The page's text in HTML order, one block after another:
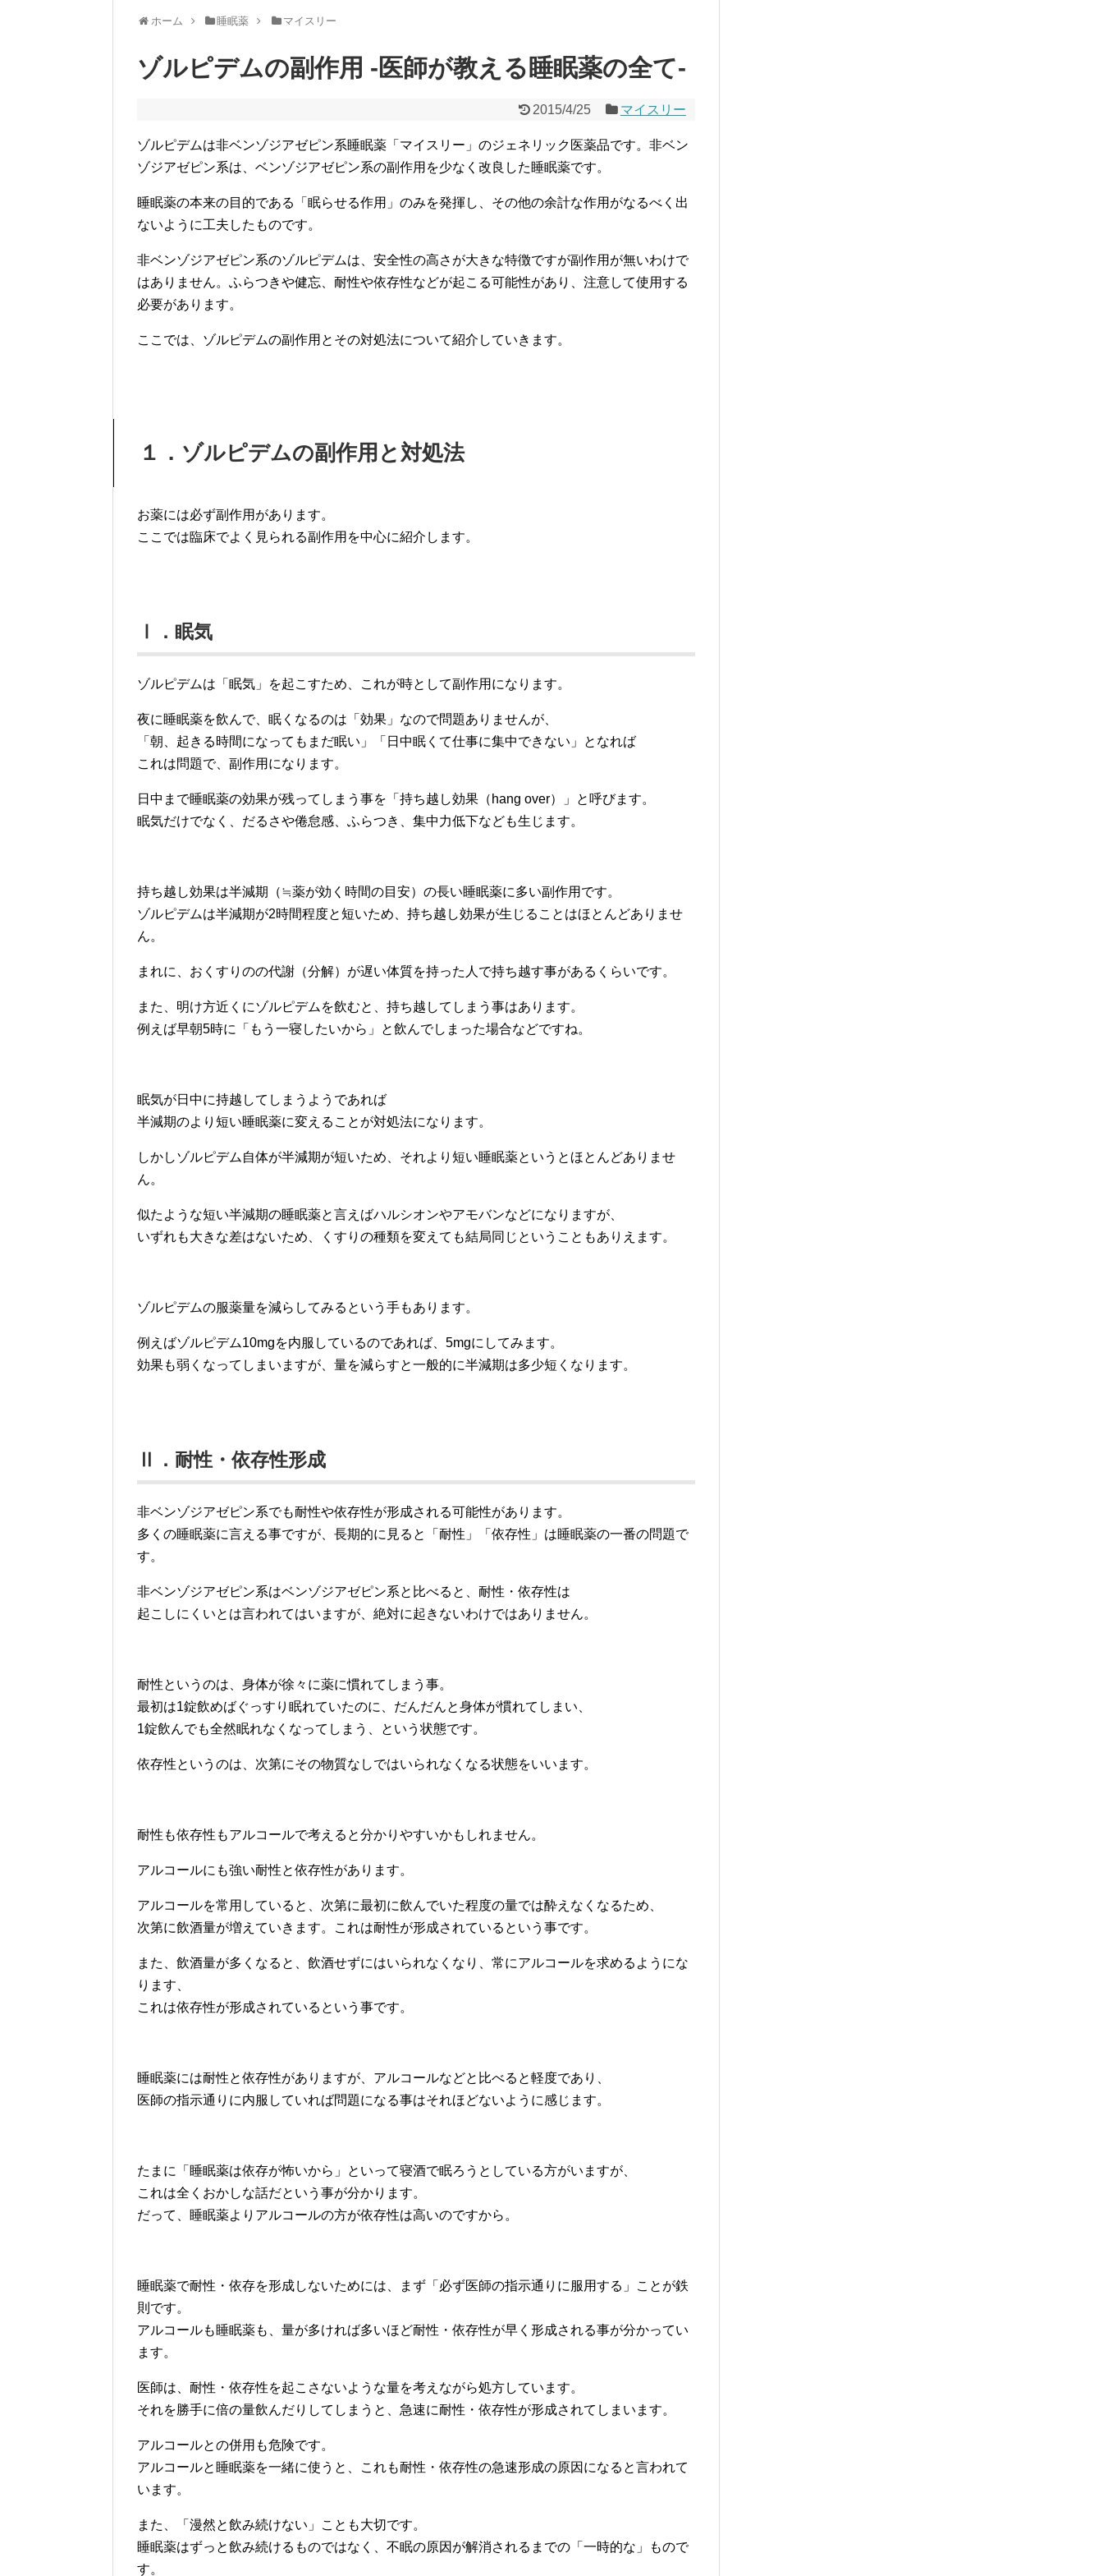
ホーム 睡眠薬 マイスリー
ゾルピデムの副作用 -医師が教える睡眠薬の全て-
2015/4/25 マイスリー
ゾルピデムは非ベンゾジアゼピン系睡眠薬「マイスリー」のジェネリック医薬品です。非ベン
ゾジアゼピン系は、ベンゾジアゼピン系の副作用を少なく改良した睡眠薬です。
睡眠薬の本来の目的である「眠らせる作用」のみを発揮し、その他の余計な作用がなるべく出
ないように工夫したものです。
非ベンゾジアゼピン系のゾルピデムは、安全性の高さが大きな特徴ですが副作用が無いわけで
はありません。ふらつきや健忘、耐性や依存性などが起こる可能性があり、注意して使用する
必要があります。
ここでは、ゾルピデムの副作用とその対処法について紹介していきます。
１．ゾルピデムの副作用と対処法
お薬には必ず副作用があります。
ここでは臨床でよく見られる副作用を中心に紹介します。
Ⅰ．眠気
ゾルピデムは「眠気」を起こすため、これが時として副作用になります。
夜に睡眠薬を飲んで、眠くなるのは「効果」なので問題ありませんが、
「朝、起きる時間になってもまだ眠い」「日中眠くて仕事に集中できない」となれば
これは問題で、副作用になります。
日中まで睡眠薬の効果が残ってしまう事を「持ち越し効果（hang over）」と呼びます。
眠気だけでなく、だるさや倦怠感、ふらつき、集中力低下なども生じます。
持ち越し効果は半減期（≒薬が効く時間の目安）の長い睡眠薬に多い副作用です。
ゾルピデムは半減期が2時間程度と短いため、持ち越し効果が生じることはほとんどありませ
ん。
まれに、おくすりのの代謝（分解）が遅い体質を持った人で持ち越す事があるくらいです。
また、明け方近くにゾルピデムを飲むと、持ち越してしまう事はあります。
例えば早朝5時に「もう一寝したいから」と飲んでしまった場合などですね。
眠気が日中に持越してしまうようであれば
半減期のより短い睡眠薬に変えることが対処法になります。
しかしゾルピデム自体が半減期が短いため、それより短い睡眠薬というとほとんどありませ
ん。
似たような短い半減期の睡眠薬と言えばハルシオンやアモバンなどになりますが、
いずれも大きな差はないため、くすりの種類を変えても結局同じということもありえます。
ゾルピデムの服薬量を減らしてみるという手もあります。
例えばゾルピデム10mgを内服しているのであれば、5mgにしてみます。
効果も弱くなってしまいますが、量を減らすと一般的に半減期は多少短くなります。
Ⅱ．耐性・依存性形成
非ベンゾジアゼピン系でも耐性や依存性が形成される可能性があります。
多くの睡眠薬に言える事ですが、長期的に見ると「耐性」「依存性」は睡眠薬の一番の問題で
す。
非ベンゾジアゼピン系はベンゾジアゼピン系と比べると、耐性・依存性は
起こしにくいとは言われてはいますが、絶対に起きないわけではありません。
耐性というのは、身体が徐々に薬に慣れてしまう事。
最初は1錠飲めばぐっすり眠れていたのに、だんだんと身体が慣れてしまい、
1錠飲んでも全然眠れなくなってしまう、という状態です。
依存性というのは、次第にその物質なしではいられなくなる状態をいいます。
耐性も依存性もアルコールで考えると分かりやすいかもしれません。
アルコールにも強い耐性と依存性があります。
アルコールを常用していると、次第に最初に飲んでいた程度の量では酔えなくなるため、
次第に飲酒量が増えていきます。これは耐性が形成されているという事です。
また、飲酒量が多くなると、飲酒せずにはいられなくなり、常にアルコールを求めるようにな
ります、
これは依存性が形成されているという事です。
睡眠薬には耐性と依存性がありますが、アルコールなどと比べると軽度であり、
医師の指示通りに内服していれば問題になる事はそれほどないように感じます。
たまに「睡眠薬は依存が怖いから」といって寝酒で眠ろうとしている方がいますが、
これは全くおかしな話だという事が分かります。
だって、睡眠薬よりアルコールの方が依存性は高いのですから。
睡眠薬で耐性・依存を形成しないためには、まず「必ず医師の指示通りに服用する」ことが鉄
則です。
アルコールも睡眠薬も、量が多ければ多いほど耐性・依存性が早く形成される事が分かってい
ます。
医師は、耐性・依存性を起こさないような量を考えながら処方しています。
それを勝手に倍の量飲んだりしてしまうと、急速に耐性・依存性が形成されてしまいます。
アルコールとの併用も危険です。
アルコールと睡眠薬を一緒に使うと、これも耐性・依存性の急速形成の原因になると言われて
います。
また、「漫然と飲み続けない」ことも大切です。
睡眠薬はずっと飲み続けるものではなく、不眠の原因が解消されるまでの「一時的な」もので
す。